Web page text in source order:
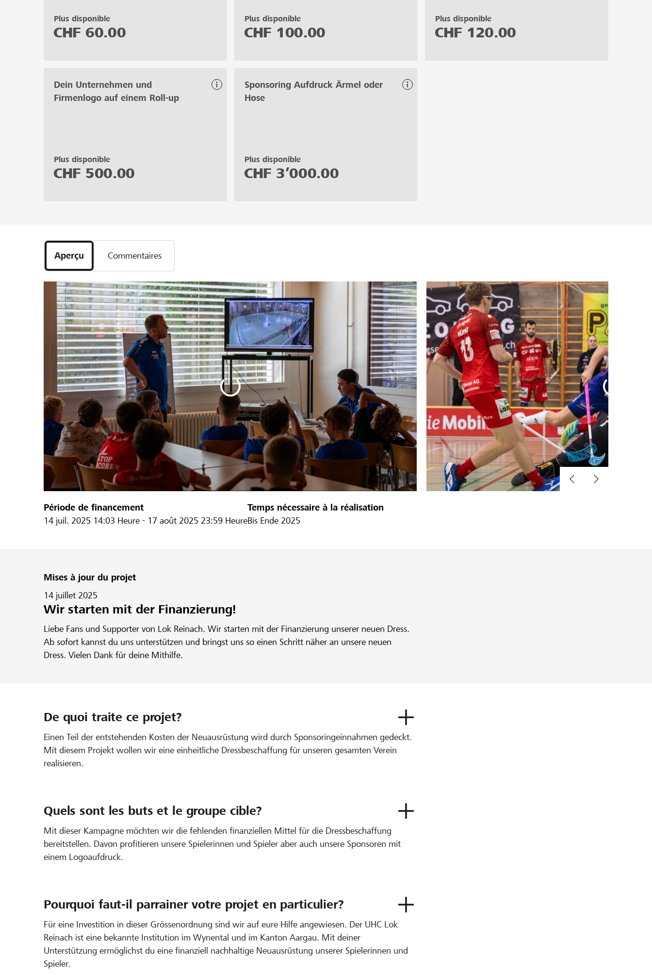
Plus disponible
CHF 60.00
Plus disponible
CHF 100.00
Plus disponible
CHF 120.00
Dein Unternehmen und
Firmenlogo auf einem Roll-up
Plus disponible
CHF 500.00
Sponsoring Aufdruck Ärmel oder
Hose
Plus disponible
CHF 3’000.00
Aperçu Commentaires
Période de financement
14 juil. 2025 14:03 Heure - 17 août 2025 23:59 Heure
Temps nécessaire à la réalisation
Bis Ende 2025
Mises à jour du projet
14 juillet 2025
Wir starten mit der Finanzierung!
Liebe Fans und Supporter von Lok Reinach. Wir starten mit der Finanzierung unserer neuen Dress.
Ab sofort kannst du uns unterstützen und bringst uns so einen Schritt näher an unsere neuen
Dress. Vielen Dank für deine Mithilfe.
De quoi traite ce projet?
Einen Teil der entstehenden Kosten der Neuausrüstung wird durch Sponsoringeinnahmen gedeckt.
Mit diesem Projekt wollen wir eine einheitliche Dressbeschaffung für unseren gesamten Verein
realisieren.
Quels sont les buts et le groupe cible?
Mit dieser Kampagne möchten wir die fehlenden finanziellen Mittel für die Dressbeschaffung
bereitstellen. Davon profitieren unsere Spielerinnen und Spieler aber auch unsere Sponsoren mit
einem Logoaufdruck.
Pourquoi faut-il parrainer votre projet en particulier?
Für eine Investition in dieser Grössenordnung sind wir auf eure Hilfe angewiesen. Der UHC Lok
Reinach ist eine bekannte Institution im Wynental und im Kanton Aargau. Mit deiner
Unterstützung ermöglichst du eine finanziell nachhaltige Neuausrüstung unserer Spielerinnen und
Spieler.